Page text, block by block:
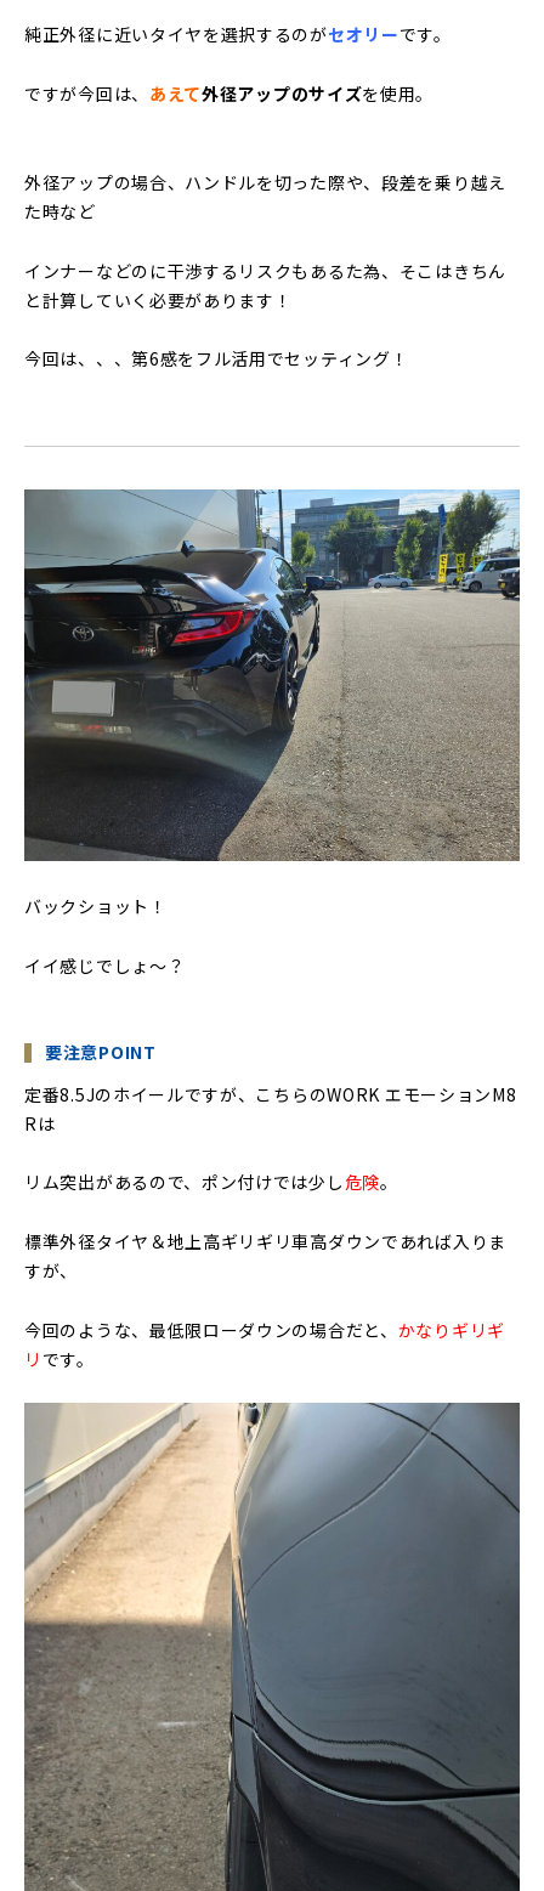
純正外径に近いタイヤを選択するのがセオリーです。
ですが今回は、 あえて外径アップのサイズを使用。
外径アップの場合、ハンドルを切った際や、段差を乗り越え
た時など
インナーなどのに干渉するリスクもあるた為、そこはきちん
と計算していく必要があります！
今回は、、、第6感をフル活用でセッティング！
バックショット！
イイ感じでしょ～？
要注意POINT
定番8.5Jのホイールですが、こちらのWORK エモーションM8
Rは
リム突出があるので、ポン付けでは少し危険。
標準外径タイヤ＆地上高ギリギリ車高ダウンであれば入りま
すが、
今回のような、最低限ローダウンの場合だと、 かなりギリギ
リ です。